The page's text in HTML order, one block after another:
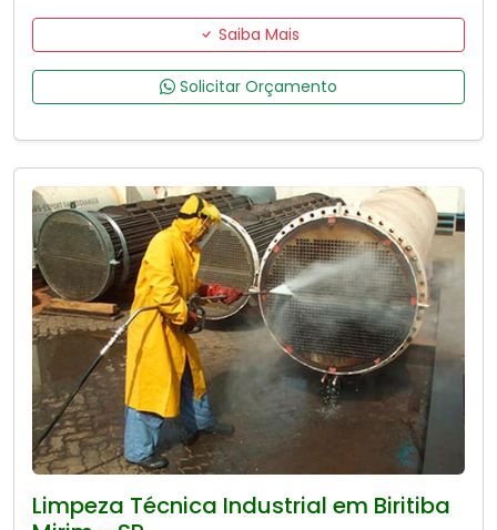
Saiba Mais
Solicitar Orçamento
Limpeza Técnica Industrial em Biritiba